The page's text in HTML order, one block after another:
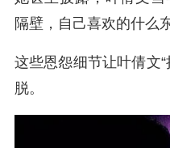
隔壁，自己喜欢的什么
这些恩怨细节让叶倩文
脱。